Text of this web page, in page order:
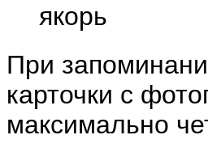
якорь
При
карточки с
максимально